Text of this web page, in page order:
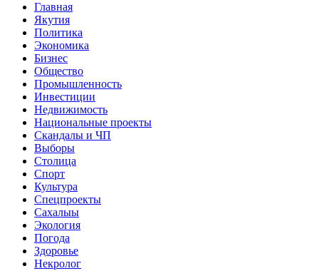
Главная
Якутия
Политика
Экономика
Бизнес
Общество
Промышленность
Инвестиции
Недвижимость
Национальные проекты
Скандалы и ЧП
Выборы
Столица
Спорт
Культура
Спецпроекты
Сахалыы
Экология
Погода
Здоровье
Некролог